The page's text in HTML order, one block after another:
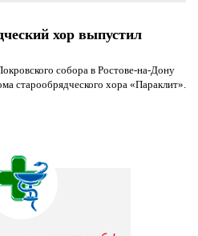
хор выпустил
собора в Ростове-на-Дону
старообрядческого хора «Параклит».